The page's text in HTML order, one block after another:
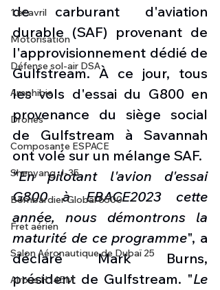
1 er avril
Motorisation
Défense sol-air DSA
Amphibie
Drones
Composante ESPACE
Shenyang J-35
Bombardier Global 6500
Fret aérien
Salon Aéronautique de Dubaï 25
Airbus H145M
de carburant d'aviation
durable (SAF) provenant de
l'approvisionnement dédié de
Gulfstream. À ce jour, tous
les vols d'essai du G800 en
provenance du siège social
de Gulfstream à Savannah
ont volé sur un mélange SAF.
"En pilotant l'avion d'essai
G800 à EBACE2023 cette
année, nous démontrons la
maturité de ce programme", a
déclaré Mark Burns,
président de Gulfstream. "Le